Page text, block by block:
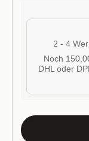
2 - 4
Noch
DHL oder